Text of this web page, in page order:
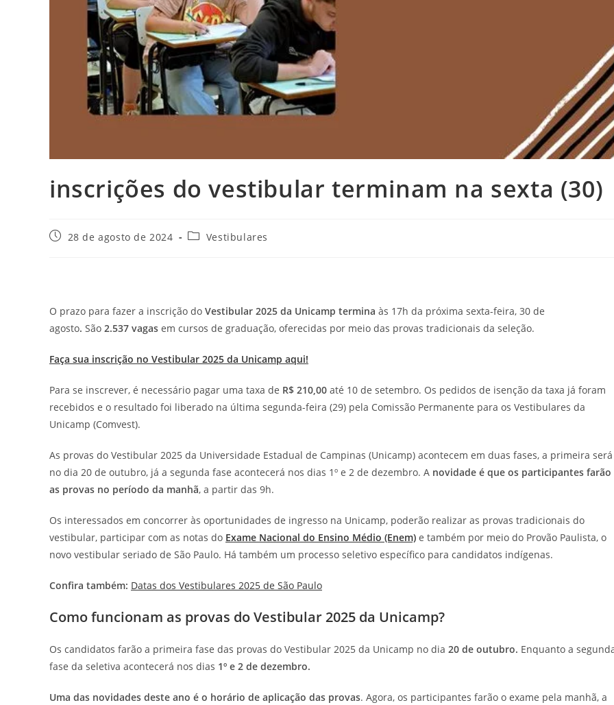
inscrições do vestibular terminam na sexta (30)
Post28 de agosto de 2024
Categoria
Vestibulares
O prazo para fazer a inscrição do Vestibular 2025 da Unicamp termina às 17h da próxima sexta-feira, 30 de
agosto. São 2.537 vagas em cursos de graduação, oferecidas por meio das provas tradicionais da seleção.
Faça sua inscrição no Vestibular 2025 da Unicamp aqui!
Para se inscrever, é necessário pagar uma taxa de R$ 210,00 até 10 de setembro. Os pedidos de isenção da taxa já foram
recebidos e o resultado foi liberado na última segunda-feira (29) pela Comissão Permanente para os Vestibulares da
Unicamp (Comvest).
As provas do Vestibular 2025 da Universidade Estadual de Campinas (Unicamp) acontecem em duas fases, a primeira será
no dia 20 de outubro, já a segunda fase acontecerá nos dias 1º e 2 de dezembro. A novidade é que os participantes farão
as provas no período da manhã, a partir das 9h.
Os interessados em concorrer às oportunidades de ingresso na Unicamp, poderão realizar as provas tradicionais do
vestibular, participar com as notas do Exame Nacional do Ensino Médio (Enem) e também por meio do Provão Paulista, o
novo vestibular seriado de São Paulo. Há também um processo seletivo específico para candidatos indígenas.
Confira também: Datas dos Vestibulares 2025 de São Paulo
Como funcionam as provas do Vestibular 2025 da Unicamp?
Os candidatos farão a primeira fase das provas do Vestibular 2025 da Unicamp no dia 20 de outubro. Enquanto a
fase da seletiva acontecerá nos dias 1º e 2 de dezembro.
Uma das novidades deste ano é o horário de aplicação das provas. Agora, os participantes farão o exame pela manhã, a